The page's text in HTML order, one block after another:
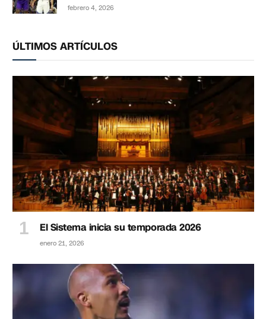
febrero 4, 2026
ÚLTIMOS ARTÍCULOS
El Sistema inicia su temporada 2026
enero 21, 2026